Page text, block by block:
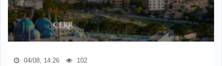
04/08, 14:26 102